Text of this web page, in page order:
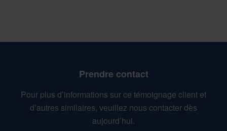
Prendre contact
Pour plus d’informations sur ce témoignage client et
d’autres similaires, veuillez nous contacter dès
aujourd’hui.